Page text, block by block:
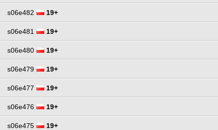
s06e482 19+
s06e481 19+
s06e480 19+
s06e479 19+
s06e477 19+
s06e476 19+
s06e475 19+